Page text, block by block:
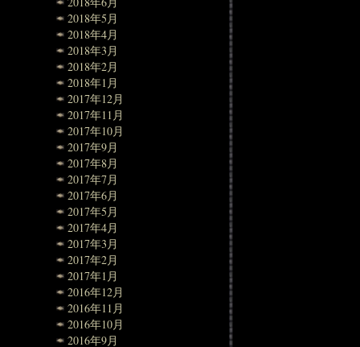
2018年5月
2018年4月
2018年3月
2018年2月
2018年1月
2017年12月
2017年11月
2017年10月
2017年9月
2017年8月
2017年7月
2017年6月
2017年5月
2017年4月
2017年3月
2017年2月
2017年1月
2016年12月
2016年11月
2016年10月
2016年9月